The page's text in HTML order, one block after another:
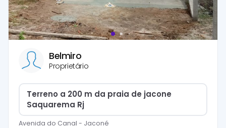
Belmiro
Proprietário
Terreno a 200 m da praia de jacone
Saquarema Rj
Avenida do Canal - Jaconé